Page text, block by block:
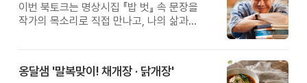
이번 북토크는 명상시집 『밥 벗』 속 문장을
작가의 목소리로 직접 만나고, 나의 삶과
옹달샘 '말복맞이! 채개장 · 닭개장'